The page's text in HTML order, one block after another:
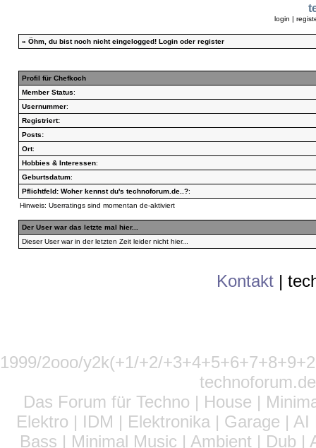
login |
» Öhm, du bist noch nicht eingelogged! Loginoder register
Profil für Chefkoch
Member Status:
Usernummer:
Registriert:
Posts:
Ort:
Hobbies & Interessen:
Geburtsdatum:
Pflichtfeld: Woher kennst du's technoforum.de..?:
Hinweis: Userratings sind momentan de-aktiviert
Der User war das letzte mal hier...
Dieser User war in der letzten Zeit leider nicht hier...
Kontakt |
1999/2ooo/y2k(+1/+2/
Das Forum für Techno | House |
Elektro | IDM | Elektronika | Garage |
Bass | Minimal Music | Ambient | Dub